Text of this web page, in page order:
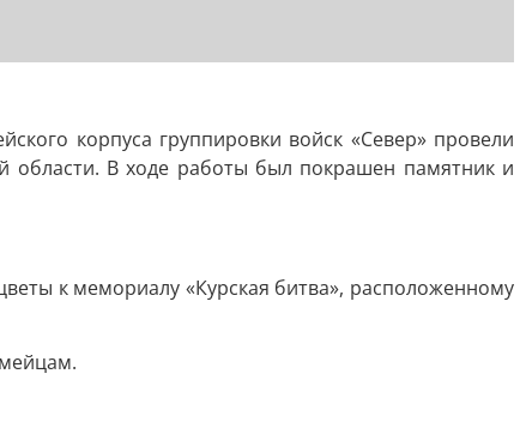
корпуса группировки войск «Север» провели
области. В ходе работы был покрашен памятник и
к мемориалу «Курская битва», расположенному